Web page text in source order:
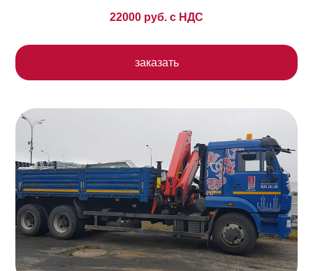
заказать
22000 руб. с НДС